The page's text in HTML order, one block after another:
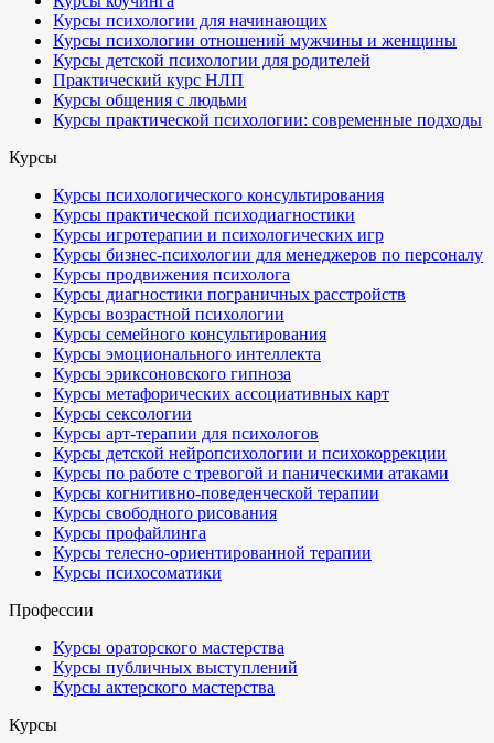
Курсы психологии для начинающих
Курсы психологии отношений мужчины и женщины
Курсы детской психологии для родителей
Практический курс НЛП
Курсы общения с людьми
Курсы практической психологии: современные подходы
Курсы
Курсы психологического консультирования
Курсы практической психодиагностики
Курсы игротерапии и психологических игр
Курсы бизнес-психологии для менеджеров по персоналу
Курсы продвижения психолога
Курсы диагностики пограничных расстройств
Курсы возрастной психологии
Курсы семейного консультирования
Курсы эмоционального интеллекта
Курсы эриксоновского гипноза
Курсы метафорических ассоциативных карт
Курсы сексологии
Курсы арт-терапии для психологов
Курсы детской нейропсихологии и психокоррекции
Курсы по работе с тревогой и паническими атаками
Курсы когнитивно-поведенческой терапии
Курсы свободного рисования
Курсы профайлинга
Курсы телесно-ориентированной терапии
Курсы психосоматики
Профессии
Курсы ораторского мастерства
Курсы публичных выступлений
Курсы актерского мастерства
Курсы